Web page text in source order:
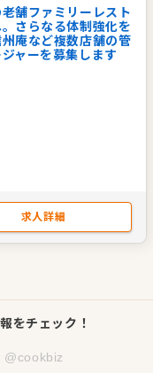
くことにあります。
気にすることなく、
て頂ける環境を目指
に喜ばれる店づくり
営
の製造販売
老舗ファミリーレスト
さらなる体制強化を
庵など複数店舗の管
ャーを募集します
求人詳細
をチェック！
@cookbiz